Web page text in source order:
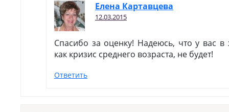
Елена Картавцева
12.03.2015
Спасибо за оценку! Надеюсь, что у вас
как кризис среднего возраста, не будет!
Ответить